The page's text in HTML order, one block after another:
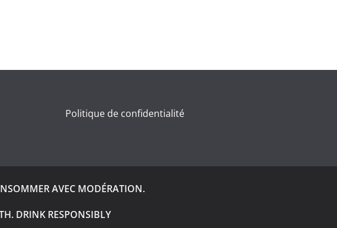
Politique de confidentialité
AVEC MODÉRATION.
DRINK RESPONSIBLY